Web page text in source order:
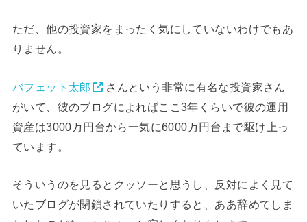
ただ、他の投資家をまったく気にしていないわけでもあ
りません。
バフェット太郎
さんという非常に有名な投資家さん
がいて、彼のブログによればここ3年くらいで彼の運用
資産は3000万円台から一気に6000万円台まで駆け上っ
ています。
そういうのを見るとクッソーと思うし、反対によく見て
いたブログが閉鎖されていたりすると、ああ辞めてしま